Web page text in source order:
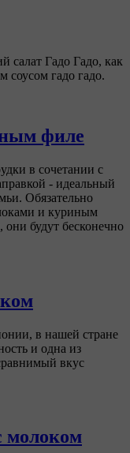
салат Гадо Гадо, как
соусом гадо гадо.
филе
в сочетании с
- идеальный
Обязательно
и куриным
они будут бесконечно
в нашей стране
и одна из
вкус
молоком